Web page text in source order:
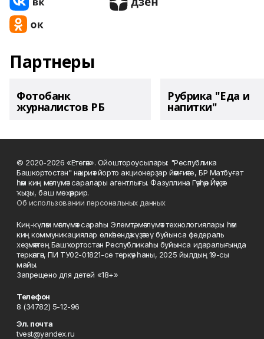
Партнеры
Фотобанк
журналистов РБ
Рубрика "Еда и
напитки"
© 2020-2026 «Етегән». Ойоштороусылары: "Республика
Башкортостан" нәшриәт йорто акционерҙар йәмғиәте, БР Матбуғат
һәм киң мәғлүмәт саралары агентлығы. Фазуллина Гәүһәр Йәүҙәт
ҡыҙы, баш мөхәррир.
Об использовании персональных данных
Киң-күләм мәғлүмәт сараһы Элемтә, мәғлүмәт технологиялары һәм
киң коммуникациялар өлкәһендә күҙәтеү буйынса федераль
хеҙмәттең Башҡортостан Республикаһы буйынса идаралығында
теркәлгән, ПИ ТУ02-01821-се теркәү һаны, 2025 йылдың 19-сы
майы.
Запрещено для детей «18+»
Телефон
8 (34782) 5-12-96
Эл. почта
tvest@yandex.ru